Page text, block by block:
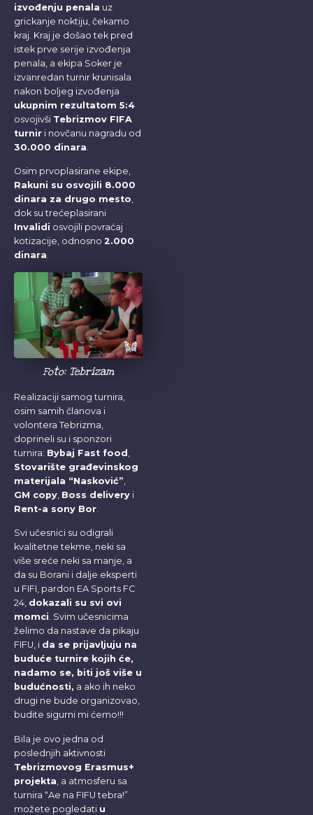
izvođenju penala uz
grickanje noktiju, čekamo
kraj. Kraj je došao tek pred
istek prve serije izvođenja
penala, a ekipa Soker je
izvanredan turnir krunisala
nakon boljeg izvođenja
ukupnim rezultatom 5:4
osvojivši Tebrizmov FIFA
turnir i novčanu nagradu od
30.000 dinara
Osim prvoplasirane ekipe,
Rakuni su osvojili 8.000
dinara za drugo mesto,
dok su trećeplasirani
Invalidi osvojili povraćaj
kotizacije, odnosno 2.000
dinara.
Foto: Tebrizam
Realizaciji samog turnira,
osim samih članova i
volontera Tebrizma,
doprineli su i sponzori
turnira: Bybaj Fast food ,
Stovarište građevinskog
materijala “Nasković”,
GM copy, Boss delivery i
Rent-a sony Bor.
Svi učesnici su odigrali
kvalitetne tekme, neki sa
više sreće neki sa manje, a
da su Borani i dalje eksperti
u FIFI, pardon EA Sports FC
24, dokazali su svi ovi
momci. Svim učesnicima
želimo da nastave da pikaju
FIFU, i da se prijavljuju na
buduće turnire kojih će,
nadamo se, biti još više u
budućnosti, a ako ih neko
drugi ne bude organizovao,
budite sigurni mi ćemo!!!
Bila je ovo jedna od
poslednjih aktivnosti
Tebrizmovog Erasmus+
projekta , a atmosferu sa
turnira “Ae na FIFU tebra!”
možete pogledati u